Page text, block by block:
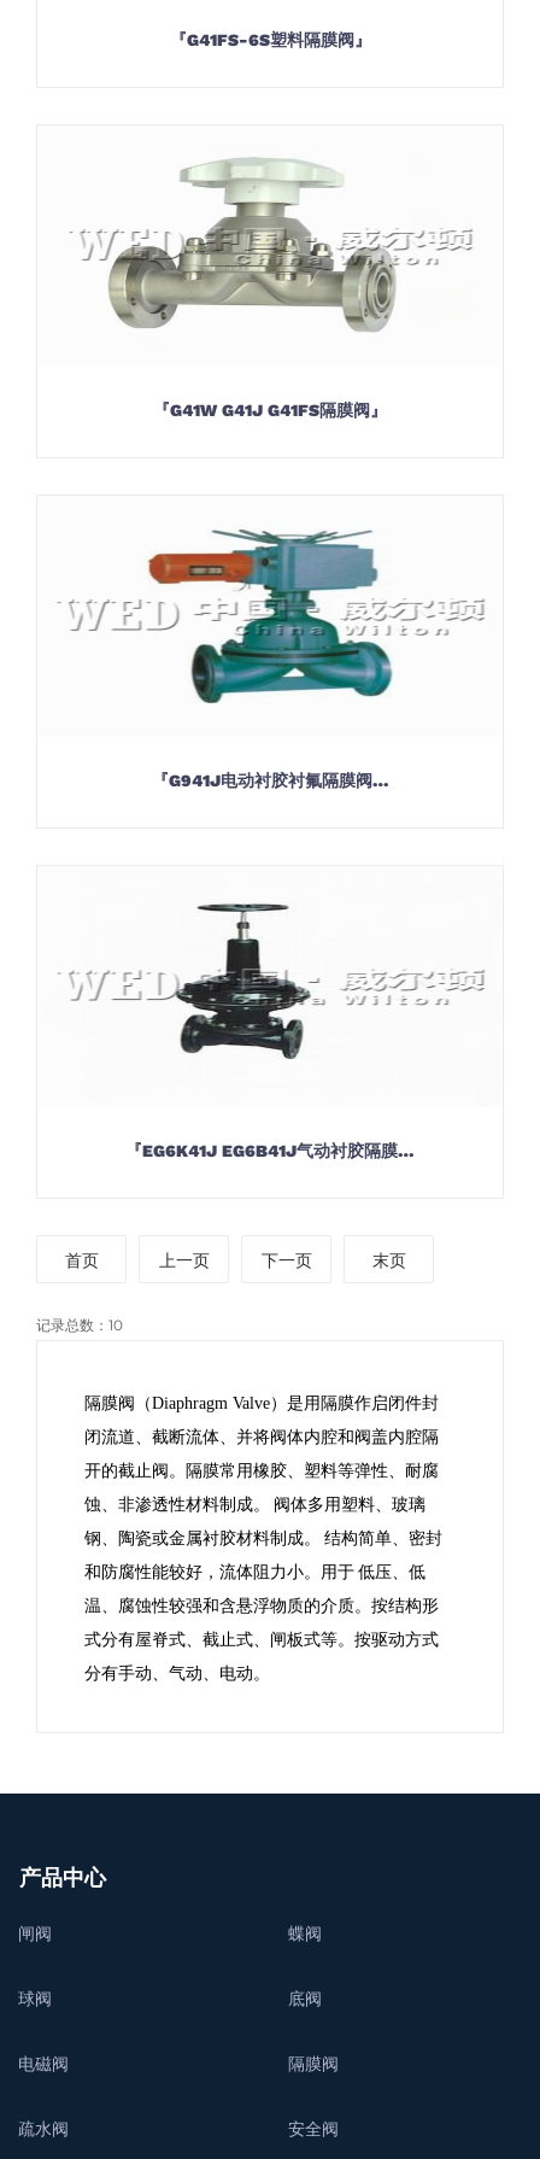
『G41FS-6S塑料隔膜阀』
『G41W G41J G41FS隔膜阀』
『G941J电动衬胶衬氟隔膜阀…
『EG6K41J EG6B41J气动衬胶隔膜…
首页 上一页 下一页 末页
记录总数：10
隔膜阀
（Diaphragm Valve）是用隔膜作启闭件封
闭流道、截断流体、并将阀体内腔和阀盖内腔隔
开的截止阀。隔膜常用橡胶、塑料等弹性、耐腐
蚀、非渗透性材料制成。
阀体多用塑料、 玻璃
钢 、陶瓷或金属衬胶材料制成。
结构简单、密封
和防腐性能较好，流体阻力小。用于 低压、低
温、腐蚀性较强和含悬浮物质的介质。按结构形
式分有屋脊式、截止式、闸板式等。按驱动方式
分有手动、气动、电动。
产品中心
闸阀 蝶阀
球阀 底阀
电磁阀 隔膜阀
疏水阀 安全阀